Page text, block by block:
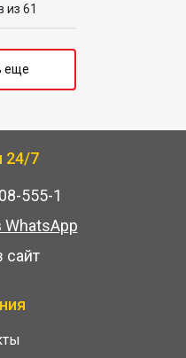
из 61
еще
24/7
555-1
WhatsApp
сайт